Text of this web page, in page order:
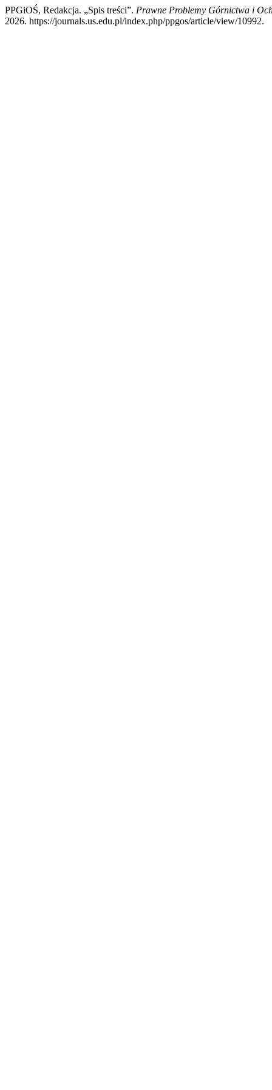
PPGiOŚ, Redakcja. „Spis treści”. Prawne Problemy Górnictwa i
2026. https://journals.us.edu.pl/index.php/ppgos/article/view/10992.